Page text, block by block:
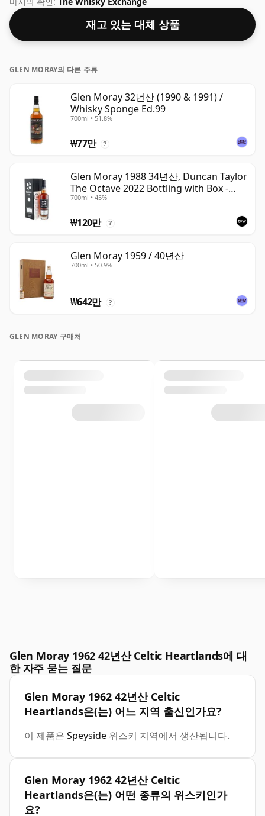
재고 있는 대체 상품
GLEN MORAY의 다른 주류
Glen Moray 32년산 (1990 & 1991) /
Whisky Sponge Ed.99
700ml • 51.8%
₩77만 ?
Glen Moray 1988 34년산, Duncan Taylor
The Octave 2022 Bottling with Box -
Cask 7037449
700ml • 45%
₩120만 ?
Glen Moray 1959 / 40년산
700ml • 50.9%
₩642만 ?
GLEN MORAY 구매처
Glen Moray 1962 42년산 Celtic Heartlands에 대
한 자주 묻는 질문
Glen Moray 1962 42년산 Celtic
Heartlands은(는) 어느 지역 출신인가요?
이 제품은 Speyside 위스키 지역에서 생산됩니다.
Glen Moray 1962 42년산 Celtic
Heartlands은(는) 어떤 종류의 위스키인가
요?